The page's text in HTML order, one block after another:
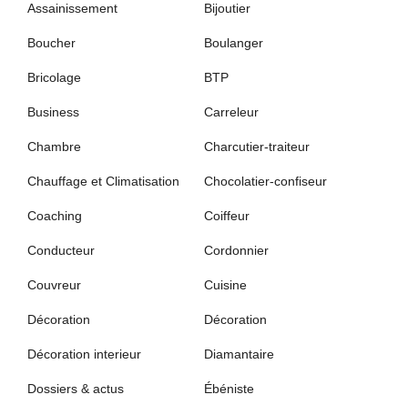
Assainissement Bijoutier
Boucher Boulanger
Bricolage BTP
Business Carreleur
Chambre Charcutier-traiteur
Chauffage et Climatisation Chocolatier-confiseur
Coaching Coiffeur
Conducteur Cordonnier
Couvreur Cuisine
Décoration Décoration
Décoration interieur Diamantaire
Dossiers & actus Ébéniste